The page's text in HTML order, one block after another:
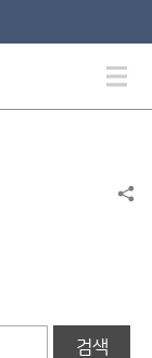
검색